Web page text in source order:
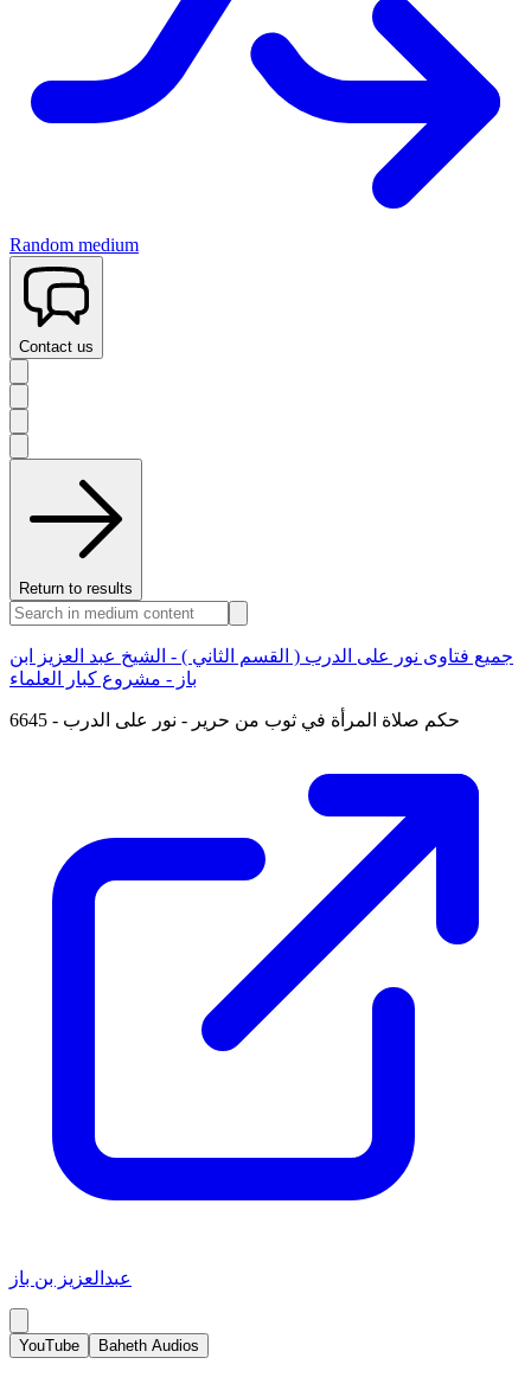
Random medium
Contact us
Return to results
جميع فتاوى نور على الدرب ( القسم الثاني ) - الشيخ عبد العزيز ابن
باز - مشروع كبار العلماء
6645 - حكم صلاة المرأة في ثوب من حرير - نور على الدرب
عبدالعزيز بن باز
YouTube Baheth Audios